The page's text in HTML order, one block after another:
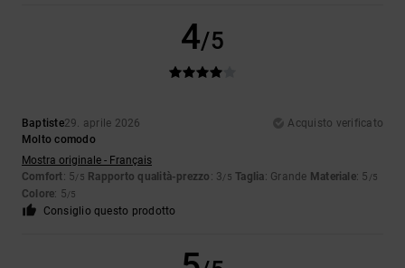
4/5
Baptiste29. aprile 2026
Acquisto verificato
Molto comodo
Mostra originale - Français
Comfort: 5/5 Rapporto qualità-prezzo : 3/5 Taglia: Grande Materiale: 5 /5
Colore: 5/5
Consiglio questo prodotto